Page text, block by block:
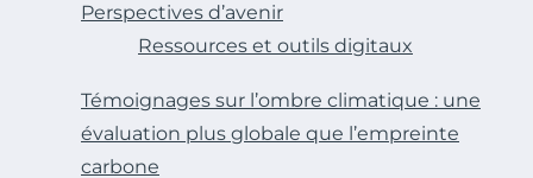
Perspectives d’avenir
Ressources et outils digitaux
Témoignages sur l’ombre climatique : une
évaluation plus globale que l’empreinte
carbone